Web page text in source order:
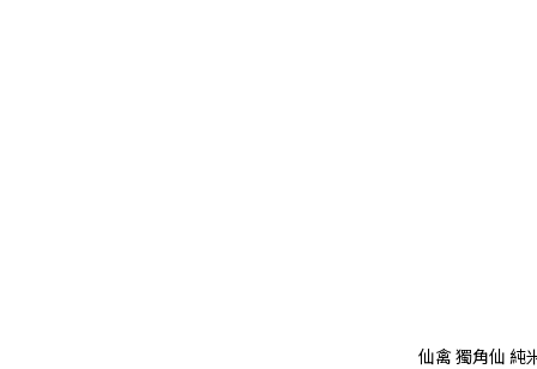
仙禽 獨角仙 純